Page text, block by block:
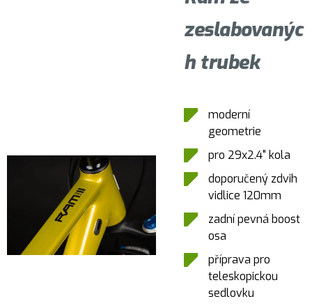
zeslabovanýc
h trubek
moderní
geometrie
pro 29x2.4" kola
doporučený zdvih
vidlice 120mm
zadní pevná boost
osa
příprava pro
teleskopickou
sedlovku